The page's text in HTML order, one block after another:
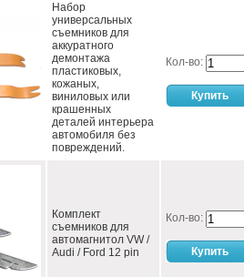
Набор
универсальных
съемников для
аккуратного
демонтажа
пластиковых,
кожаных,
виниловых или
крашенных
деталей интерьера
автомобиля без
повреждений.
Кол-во:
Комплект
съемников для
автомагнитол VW /
Audi / Ford 12 pin
Кол-во: